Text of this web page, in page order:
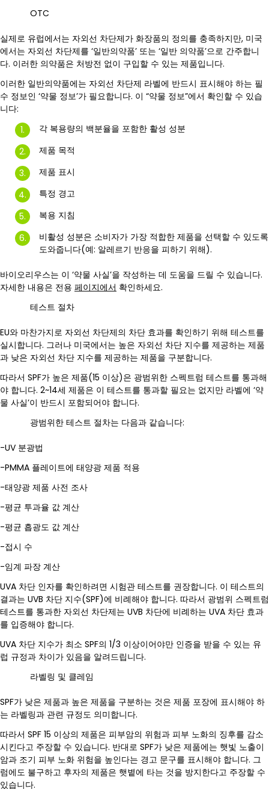
OTC
실제로 유럽에서는 자외선 차단제가 화장품의 정의를 충족하지만, 미국
에서는 자외선 차단제를 ‘일반의약품’ 또는 ‘일반 의약품’으로 간주합니
다. 이러한 의약품은 처방전 없이 구입할 수 있는 제품입니다.
이러한 일반의약품에는 자외선 차단제 라벨에 반드시 표시해야 하는 필
수 정보인 ‘약물 정보’가 필요합니다. 이 “약물 정보”에서 확인할 수 있습
니다:
각 복용량의 백분율을 포함한 활성 성분
제품 목적
제품 표시
특정 경고
복용 지침
비활성 성분은 소비자가 가장 적합한 제품을 선택할 수 있도록
도와줍니다(예: 알레르기 반응을 피하기 위해).
바이오리우스는 이 ‘약물 사실’을 작성하는 데 도움을 드릴 수 있습니다.
자세한 내용은 전용 페이지에서 확인하세요.
테스트 절차
EU와 마찬가지로 자외선 차단제의 차단 효과를 확인하기 위해 테스트를
실시합니다. 그러나 미국에서는 높은 자외선 차단 지수를 제공하는 제품
과 낮은 자외선 차단 지수를 제공하는 제품을 구분합니다.
따라서 SPF가 높은 제품(15 이상)은 광범위한 스펙트럼 테스트를 통과해
야 합니다. 2~14세 제품은 이 테스트를 통과할 필요는 없지만 라벨에 ‘약
물 사실’이 반드시 포함되어야 합니다.
광범위한 테스트 절차는 다음과 같습니다:
-UV 분광법
-PMMA 플레이트에 태양광 제품 적용
-태양광 제품 사전 조사
-평균 투과율 값 계산
-평균 흡광도 값 계산
-접시 수
-임계 파장 계산
UVA 차단 인자를 확인하려면 시험관 테스트를 권장합니다. 이 테스트의
결과는 UVB 차단 지수(SPF)에 비례해야 합니다. 따라서 광범위 스펙트럼
테스트를 통과한 자외선 차단제는 UVB 차단에 비례하는 UVA 차단 효과
를 입증해야 합니다.
UVA 차단 지수가 최소 SPF의 1/3 이상이어야만 인증을 받을 수 있는 유
럽 규정과 차이가 있음을 알려드립니다.
라벨링 및 클레임
SPF가 낮은 제품과 높은 제품을 구분하는 것은 제품 포장에 표시해야 하
는 라벨링과 관련 규정도 의미합니다.
따라서 SPF 15 이상의 제품은 피부암의 위험과 피부 노화의 징후를 감소
시킨다고 주장할 수 있습니다. 반대로 SPF가 낮은 제품에는 햇빛 노출이
암과 조기 피부 노화 위험을 높인다는 경고 문구를 표시해야 합니다. 그
럼에도 불구하고 후자의 제품은 햇볕에 타는 것을 방지한다고 주장할 수
있습니다.